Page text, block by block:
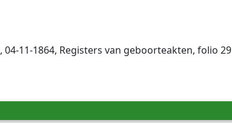
, 04-11-1864, Registers van geboorteakten, folio 29